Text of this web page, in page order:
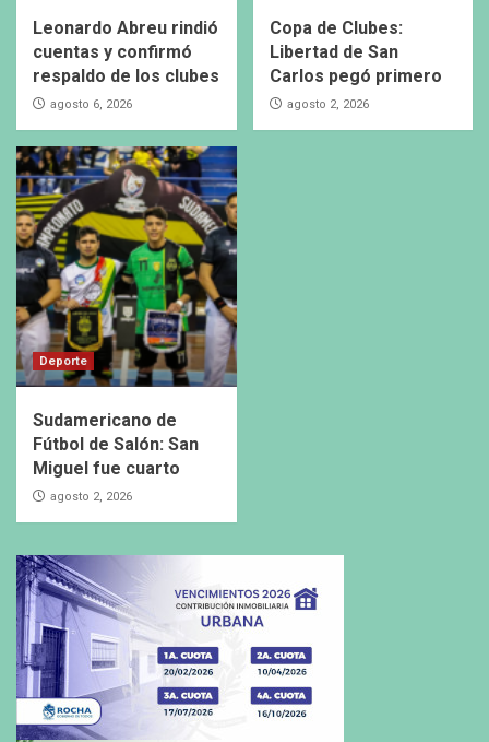
Leonardo Abreu rindió
cuentas y confirmó
respaldo de los clubes
agosto 6, 2026
Copa de Clubes:
Libertad de San
Carlos pegó primero
agosto 2, 2026
Deporte
Sudamericano de
Fútbol de Salón: San
Miguel fue cuarto
agosto 2, 2026